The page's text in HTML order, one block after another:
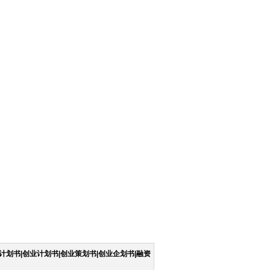
划书|创业计划书|创业策划书|创业企划书|融资